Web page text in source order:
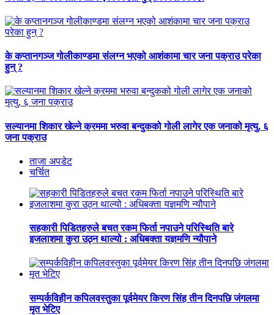
के कप्तानगञ्ज गोलीकाण्डमा संलग्न भएको आशंकामा चार जना पक्राउ परेका
हुन् ?
सल्यानमा शिकार खेल्ने क्रममा भरुवा बन्दुकको गोली लागेर एक जनाको मृत्यु, ६
जना पक्राउ
ताजा अपडेट
चर्चित
सहकारी पिडितहरुले बचत रकम फिर्ता नपाउने परिस्थिति बारे
इजलाशमा कुरा उठ्न थाल्यो : अधिबक्ता यज्ञमणि न्यौपाने
सम्पर्कविहीन कपिलवस्तुका पूर्वमेयर किरण सिंह तीन दिनपछि जंगलमा
मृत भेटिए